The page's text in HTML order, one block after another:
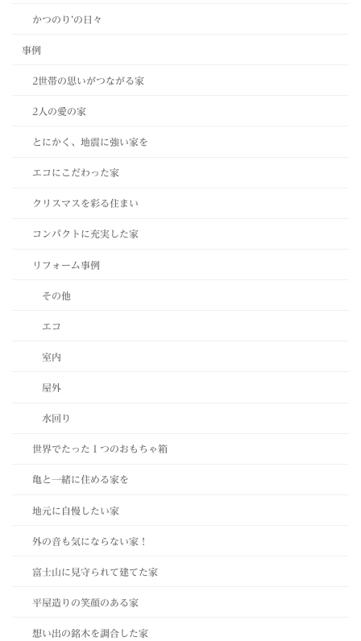
かつのり’の日々
事例
2世帯の思いがつながる家
2人の愛の家
とにかく、地震に強い家を
エコにこだわった家
クリスマスを彩る住まい
コンパクトに充実した家
リフォーム事例
その他
エコ
室内
屋外
水回り
世界でたった１つのおもちゃ箱
亀と一緒に住める家を
地元に自慢したい家
外の音も気にならない家！
富士山に見守られて建てた家
平屋造りの笑顔のある家
想い出の銘木を調合した家